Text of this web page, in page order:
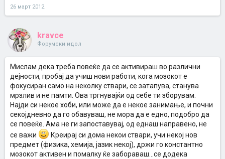
26 март 2012
kravce
Форумски идол
Мислам дека треба повеќе да се активираш во различни
дејности, пробај да учиш нови работи, кога мозокот е
фокусиран само на неколку ствари, се затапува, станува
мрзлив и не памти. Ова тргнувајќи од себе ти зборувам.
Најди си некое хоби, или може да е некое занимање, и почни
секојдневно да го обавуваш, не мора да е едно, подобро да
се повеќе. Ама не ги запоставувај, од еднаш направено, не
се важи
Креирај си дома некои ствари, учи некој нов
предмет (физика, хемија, јазик некој), држи го константно
мозокот активен и помалку ќе забораваш...се додека